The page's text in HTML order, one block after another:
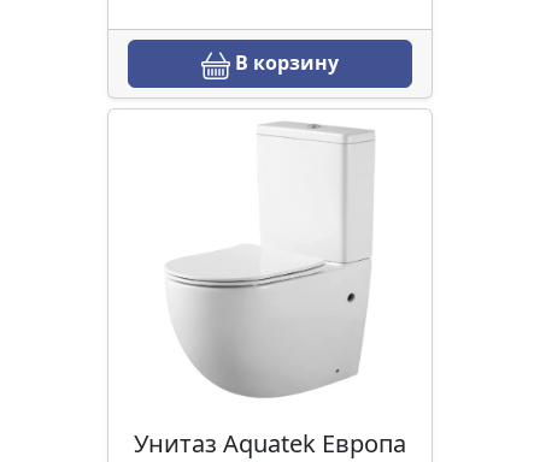
В корзину
Унитаз Aquatek Европа